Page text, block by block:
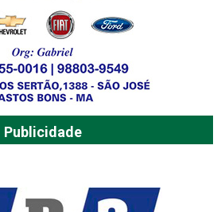
Publicidade